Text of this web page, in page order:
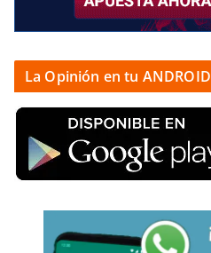
La Opinión en tu ANDROID